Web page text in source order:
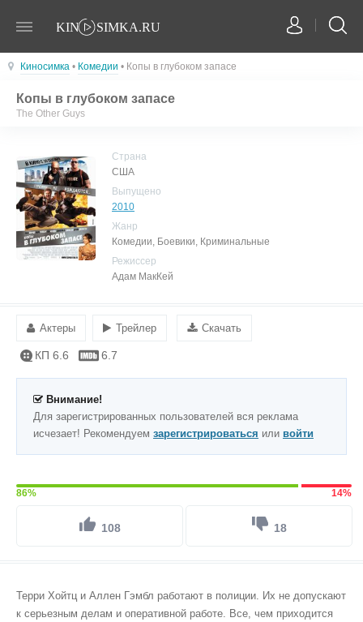
Киносимка • Комедии • Копы в глубоком запасе
Копы в глубоком запасе
The Other Guys
Страна
США
Выпущено
2010
Жанр
Комедии, Боевики, Криминальные
Режиссер
Адам МакКей
Актеры Трейлер Скачать
КП 6.6 6.7
Внимание!
Для зарегистрированных пользователей вся реклама
исчезает! Рекомендуем зарегистрироваться или войти
86% 14%
108 18
Терри Хойтц и Аллен Гэмбл работают в полиции. Их не допускают
к серьезным делам и оперативной работе. Все, чем приходится